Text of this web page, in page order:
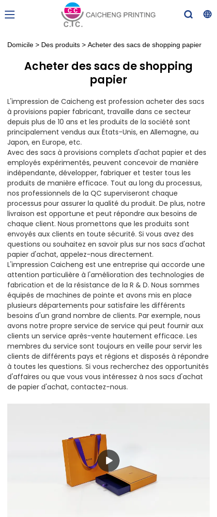
Domicile > Des produits > Acheter des sacs de shopping papier
Acheter des sacs de shopping
papier
L'impression de Caicheng est profession acheter des sacs
à provisions papier fabricant, travaille dans ce secteur
depuis plus de 10 ans et les produits de la société sont
principalement vendus aux États-Unis, en Allemagne, au
Japon, en Europe, etc.
Avec des sacs à provisions complets d'achat papier et des
employés expérimentés, peuvent concevoir de manière
indépendante, développer, fabriquer et tester tous les
produits de manière efficace. Tout au long du processus,
nos professionnels de la QC superviseront chaque
processus pour assurer la qualité du produit. De plus, notre
livraison est opportune et peut répondre aux besoins de
chaque client. Nous promettons que les produits sont
envoyés aux clients en toute sécurité. Si vous avez des
questions ou souhaitez en savoir plus sur nos sacs d'achat
papier d'achat, appelez-nous directement.
L'impression Caicheng est une entreprise qui accorde une
attention particulière à l'amélioration des technologies de
fabrication et de la résistance de la R & D. Nous sommes
équipés de machines de pointe et avons mis en place
plusieurs départements pour satisfaire les différents
besoins d'un grand nombre de clients. Par exemple, nous
avons notre propre service de service qui peut fournir aux
clients un service après-vente hautement efficace. Les
membres du service sont toujours en veille pour servir les
clients de différents pays et régions et disposés à répondre
à toutes les questions. Si vous recherchez des opportunités
d'affaires ou que vous vous intéressez à nos sacs d'achat
de papier d'achat, contactez-nous.